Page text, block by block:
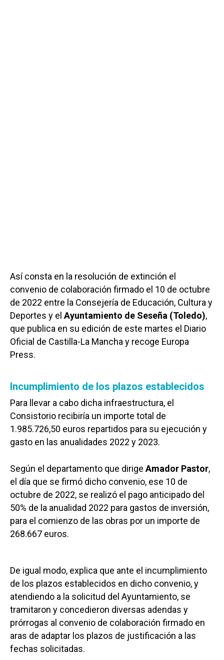
Así consta en la resolución de extinción el
convenio de colaboración firmado el 10 de octubre
de 2022 entre la Consejería de Educación, Cultura y
Deportes y elAyuntamiento de Seseña (Toledo),
que publica en su edición de este martes el Diario
Oficial de Castilla-La Mancha y recoge Europa
Press.
Incumplimiento de los plazos establecidos
Para llevar a cabo dicha infraestructura, el
Consistorio recibiría un importe total de
1.985.726,50 euros repartidos para su ejecución y
gasto en las anualidades 2022 y 2023.
Según el departamento que dirigeAmador Pastor,
el día que se firmó dicho convenio, ese 10 de
octubre de 2022, se realizó el pago anticipado del
50% de la anualidad 2022 para gastos de inversión,
para el comienzo de las obras por un importe de
268.667 euros.
De igual modo, explica que ante el incumplimiento
de los plazos establecidos en dicho convenio, y
atendiendo a la solicitud del Ayuntamiento, se
tramitaron y concedieron diversas adendas y
prórrogas al convenio de colaboración firmado en
aras de adaptar los plazos de justificación a las
fechas solicitadas.